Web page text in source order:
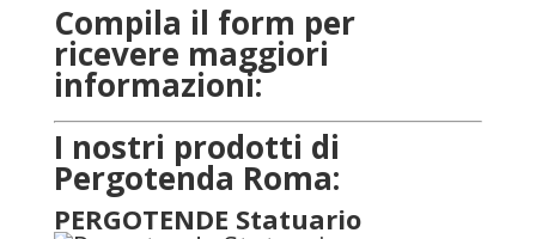
Compila il form per
ricevere maggiori
informazioni:
I nostri prodotti di
Pergotenda Roma:
PERGOTENDE Statuario